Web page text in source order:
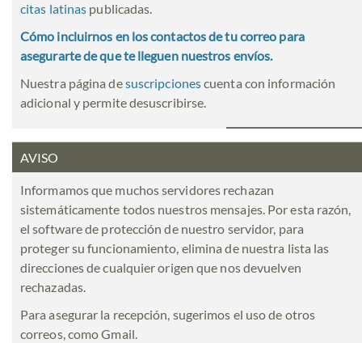
citas latinas publicadas.
Cómo incluirnos en los contactos de tu correo para
asegurarte de que te lleguen nuestros envíos.
Nuestra página desuscripcionescuenta con información
adicional y permite desuscribirse.
AVISO
Informamos que muchos servidores rechazan
sistemáticamente todos nuestros mensajes. Por esta razón,
el software de protección de nuestro servidor, para
proteger su funcionamiento, elimina de nuestra lista las
direcciones de cualquier origen que nos devuelven
rechazadas.
Para asegurar la recepción, sugerimos el uso de otros
correos, como Gmail.